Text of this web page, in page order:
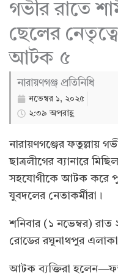
গভীর রাতে
ছেলের
আটক ৫
নারায়ণগঞ্জ প্রতিনিধি
নভেম্বর ১, ২০২৫
২:৩৯ অপরাহ্ণ
নারায়ণগঞ্জের ফতুল্লায়
ছাত্রলীগের ব্যানারে
সহযোগীকে আটক করে
যুবদলের নেতাকর্মীরা।
শনিবার (১ নভেম্বর) রাত
রোডের রঘুনাথপুর
আটক ব্যক্তিরা